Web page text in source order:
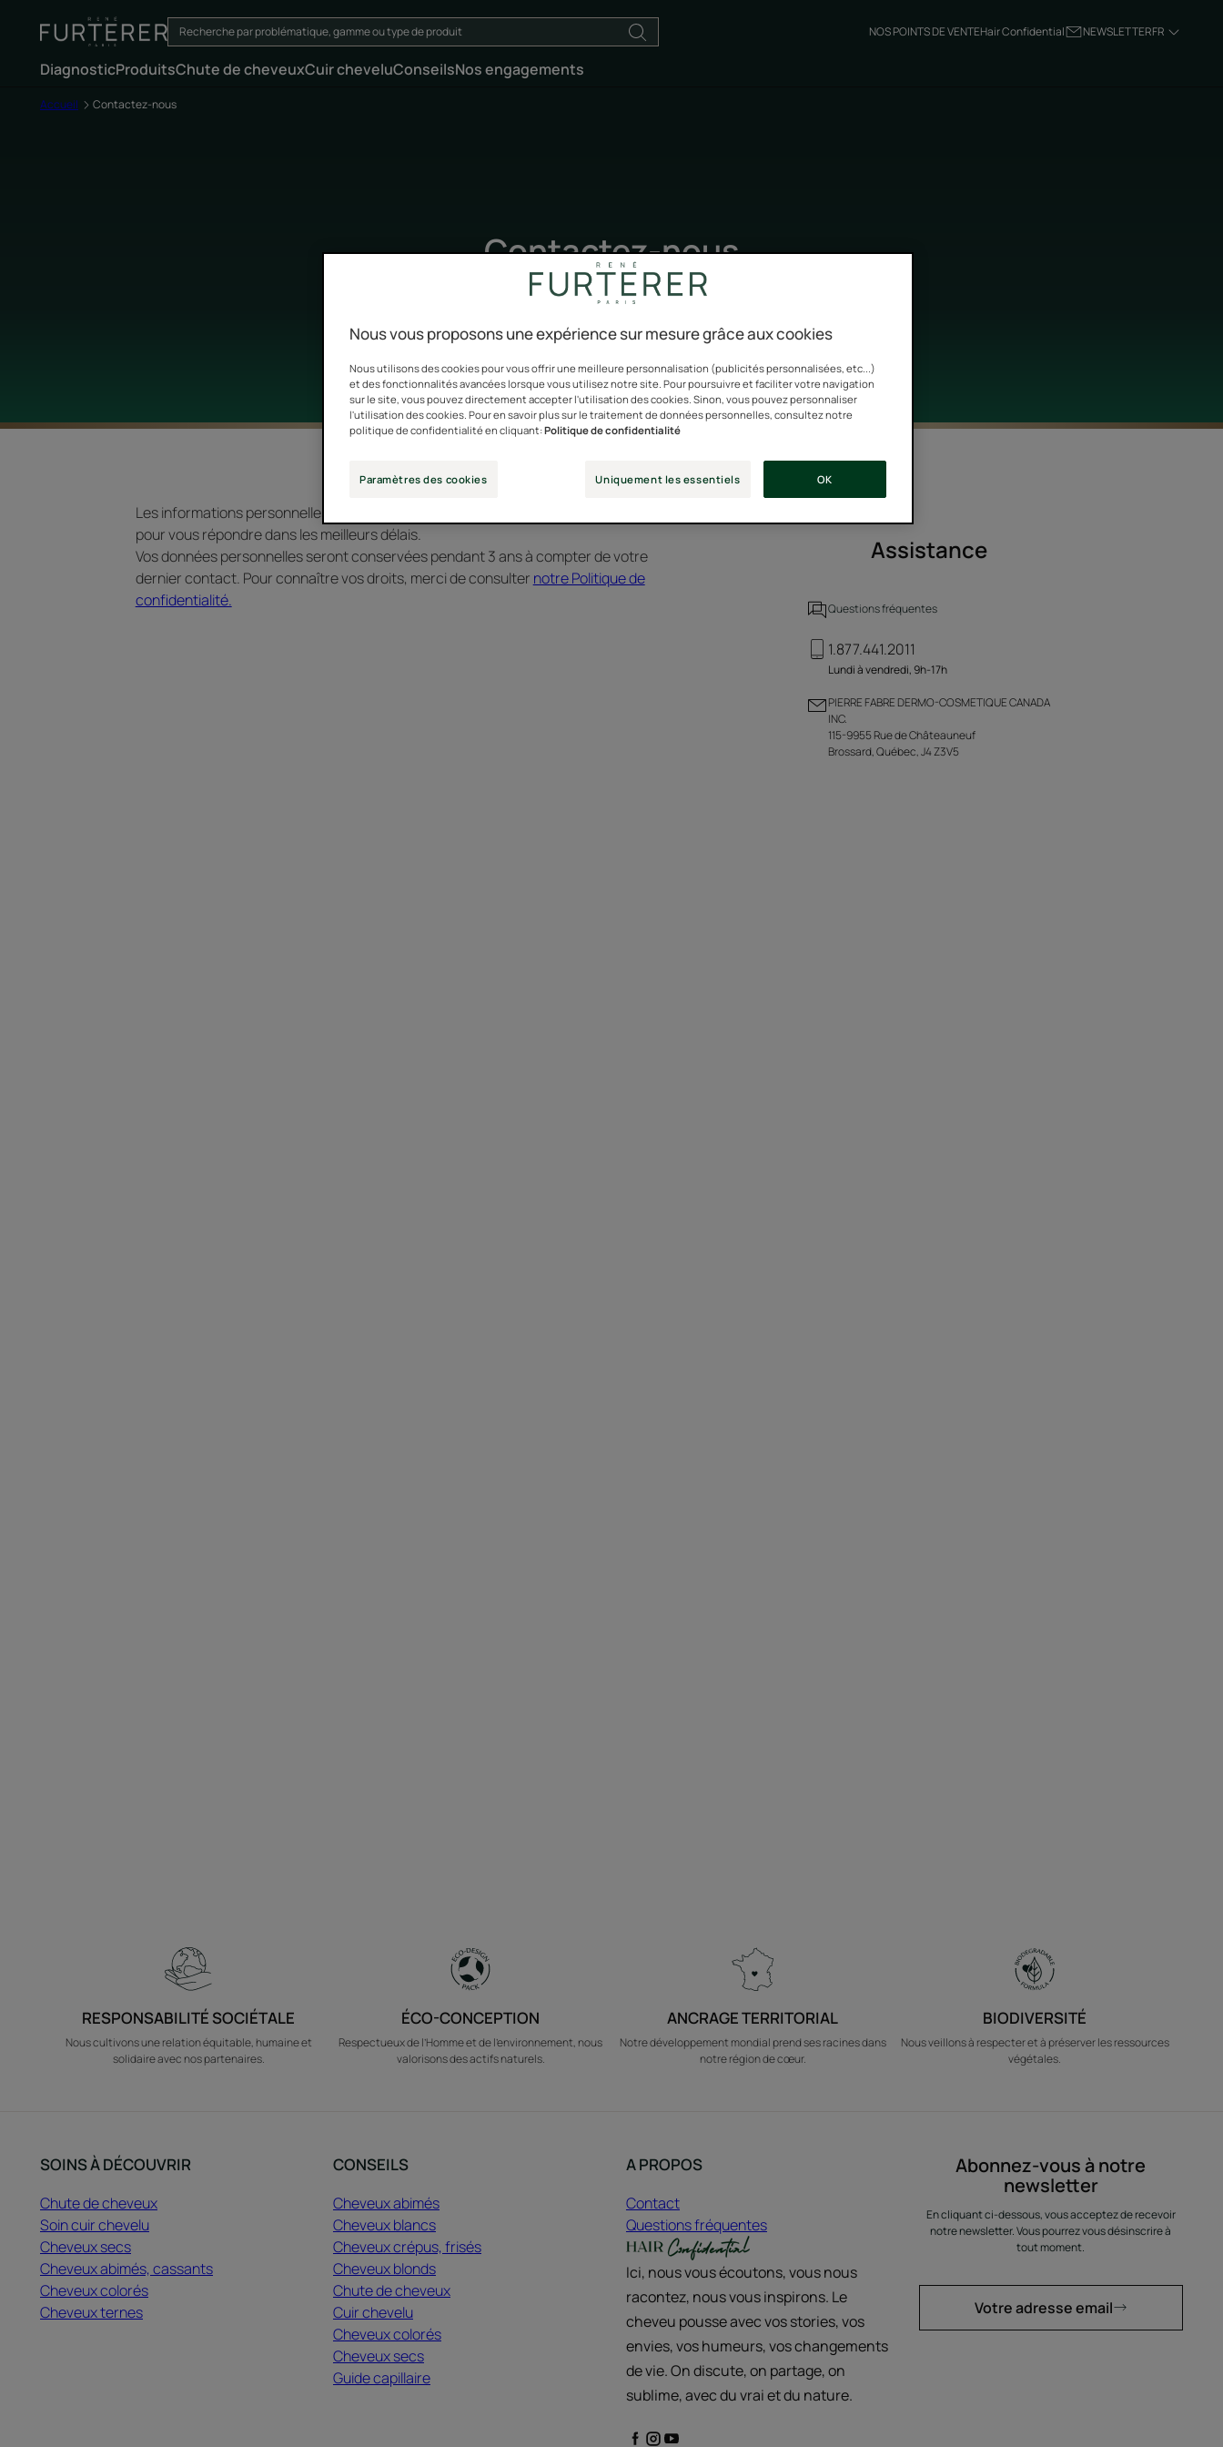
NOS POINTS DE VENTEHair Confidential NEWSLETTERFR
DiagnosticProduitsChute de cheveuxCuir cheveluConseilsNos engagements
Accueil Contactez-nous
Contactez-nous
Posez nous vos questions, faites nous part de vos remarques et commentaires
Les informations personnelles que vous nous confierez serviront uniquement
pour vous répondre dans les meilleurs délais.
Vos données personnelles seront conservées pendant 3 ans à compter de votre
dernier contact. Pour connaître vos droits, merci de consulter notre Politique de
confidentialité.
Assistance
Questions fréquentes
1.877.441.2011
Lundi à vendredi, 9h-17h
PIERRE FABRE DERMO-COSMETIQUE CANADA
INC.
115-9955 Rue de Châteauneuf
Brossard, Québec, J4 Z3V5
RESPONSABILITÉ SOCIÉTALE
Nous cultivons une relation équitable, humaine et
solidaire avec nos partenaires.
ÉCO-CONCEPTION
Respectueux de l’Homme et de l’environnement, nous
valorisons des actifs naturels.
ANCRAGE TERRITORIAL
Notre développement mondial prend ses racines dans
notre région de cœur.
BIODIVERSITÉ
Nous veillons à respecter et à préserver les ressources
végétales.
Abonnez-vous à notre
newsletter
En cliquant ci-dessous, vous acceptez de recevoir
notre newsletter. Vous pourrez vous désinscrire à
tout moment.
Votre adresse email
SOINS À DÉCOUVRIR
Chute de cheveux
Soin cuir chevelu
Cheveux secs
Cheveux abimés, cassants
Cheveux colorés
Cheveux ternes
CONSEILS
Cheveux abimés
Cheveux blancs
Cheveux crépus, frisés
Cheveux blonds
Chute de cheveux
Cuir chevelu
Cheveux colorés
Cheveux secs
Guide capillaire
A PROPOS
Contact
Questions fréquentes
Ici, nous vous écoutons, vous nous
racontez, nous vous inspirons. Le
cheveu pousse avec vos stories, vos
envies, vos humeurs, vos changements
de vie. On discute, on partage, on
sublime, avec du vrai et du nature.
Nous vous proposons une expérience sur mesure grâce aux cookies
Nous utilisons des cookies pour vous offrir une meilleure personnalisation (publicités personnalisées, etc...)
et des fonctionnalités avancées lorsque vous utilisez notre site. Pour poursuivre et faciliter votre navigation
sur le site, vous pouvez directement accepter l'utilisation des cookies. Sinon, vous pouvez personnaliser
l'utilisation des cookies. Pour en savoir plus sur le traitement de données personnelles, consultez notre
politique de confidentialité en cliquant:Politique de confidentialité
Paramètres des cookies Uniquement les essentiels OK